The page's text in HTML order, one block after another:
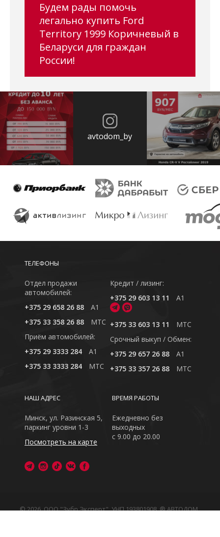
Будем рады помочь
легально купить Ford
Territory 1999 Коричневый в
Беларуси для граждан
России!
avtodom_by
ТЕЛЕФОНЫ
Отдел продажи
автомобилей:
+375 29 658 26 88
A1
+375 33 358 26 88
MTC
Приём автомобилей:
+375 29 3333 284
A1
+375 33 3333 284
MTC
Кредит / лизинг:
+375 29 603 13 11
A1
+375 33 603 13 11
MTC
Cрочный выкуп / Обмен:
+375 29 657 26 88
A1
+375 33 357 26 88
MTC
ВРЕМЯ РАБОТЫ
Ежедневно без
выходных
с 9.00 до 20.00
НАШ АДРЕС
Минск, ул. Разинская 5,
паркинг уровни 1-3
Посмотреть на карте
© 2026, ООО "Зубр Эксперт", УНП 193801908. ® АВТОДОМ